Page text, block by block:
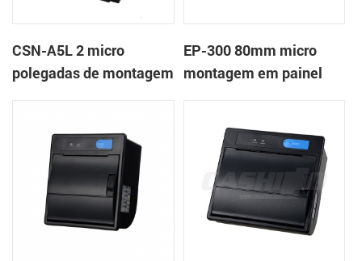
CSN-A5L 2 micro
polegadas de montagem
EP-300 80mm micro
montagem em painel